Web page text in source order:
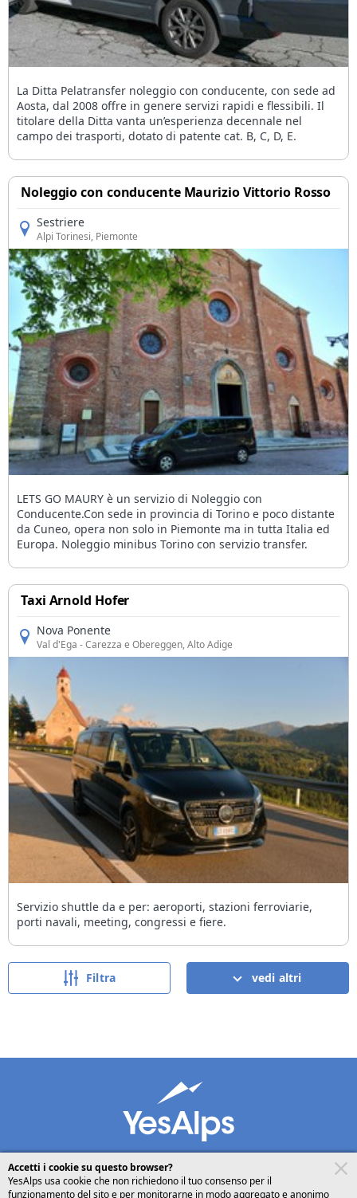
La Ditta Pelatransfer noleggio con conducente, con sede ad
Aosta, dal 2008 offre in genere servizi rapidi e flessibili. Il
titolare della Ditta vanta un’esperienza decennale nel
campo dei trasporti, dotato di patente cat. B, C, D, E.
Noleggio con conducente Maurizio Vittorio Rosso
Sestriere
Alpi Torinesi, Piemonte
LETS GO MAURY è un servizio di Noleggio con
Conducente.Con sede in provincia di Torino e poco distante
da Cuneo, opera non solo in Piemonte ma in tutta Italia ed
Europa. Noleggio minibus Torino con servizio transfer.
Taxi Arnold Hofer
Nova Ponente
Val d'Ega - Carezza e Obereggen, Alto Adige
Servizio shuttle da e per: aeroporti, stazioni ferroviarie,
porti navali, meeting, congressi e fiere.
Filtra vedi altri
Accetti i cookie su questo browser?
YesAlps usa cookie che non richiedono il tuo consenso per il
funzionamento del sito e per monitorarne in modo aggregato e anonimo